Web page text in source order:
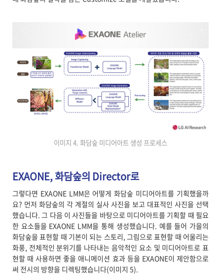
이미지 4. 화담숲 미디어아트 생성 프로세스
EXAONE, 화담숲의 Director로
그렇다면 EXAONE LMM은 어떻게 화담숲 미디어아트를 기획했을까
요? 먼저 화담숲의 각 계절의 실사 사진을 보고 대표적인 사진을 선택
했습니다. 그 다음 이 사진들을 바탕으로 미디어아트를 기획할 때 필요
한 요소들을 EXAONE LMM을 통해 생성했습니다. 예를 들어 가을의
화담숲을 표현할 때 기본이 되는 스토리, 그림으로 표현할 때 어울리는
화풍, 전체적인 분위기를 나타내는 음악적인 요소 및 미디어아트로 표
현할 때 사용하면 좋을 애니메이션 효과 등을 EXAONE이 제안함으로
써 전시의 방향을 디렉팅했습니다(이미지 5).